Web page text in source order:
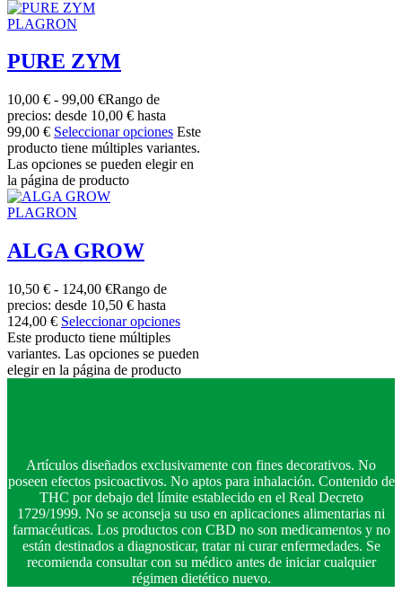
PLAGRON
PURE ZYM
10,00 € - 99,00 €Rango de
precios: desde 10,00 € hasta
99,00 € Seleccionar opciones Este
producto tiene múltiples variantes.
Las opciones se pueden elegir en
la página de producto
PLAGRON
ALGA GROW
10,50 € - 124,00 €Rango de
precios: desde 10,50 € hasta
124,00 € Seleccionar opciones
Este producto tiene múltiples
variantes. Las opciones se pueden
elegir en la página de producto
Artículos diseñados exclusivamente con fines decorativos. No
poseen efectos psicoactivos. No aptos para inhalación. Contenido de
THC por debajo del límite establecido en el Real Decreto
1729/1999. No se aconseja su uso en aplicaciones alimentarias ni
farmacéuticas. Los productos con CBD no son medicamentos y no
están destinados a diagnosticar, tratar ni curar enfermedades. Se
recomienda consultar con su médico antes de iniciar cualquier
régimen dietético nuevo.